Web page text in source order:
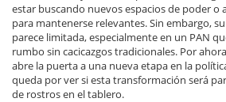
estar buscando nuevos espacios de poder o
para mantenerse relevantes. Sin embargo,
parece limitada, especialmente en un PAN
rumbo sin cacicazgos tradicionales. Por
abre la puerta a una nueva etapa en la
queda por ver si esta transformación será
de rostros en el tablero.